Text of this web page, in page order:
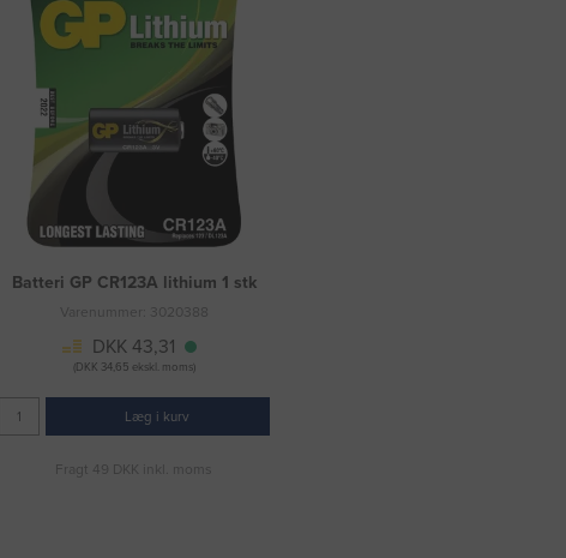
Batteri GP CR123A lithium 1 stk
Varenummer: 3020388
DKK 43,31
(DKK 34,65 ekskl. moms)
Læg i kurv
Fragt 49 DKK inkl. moms